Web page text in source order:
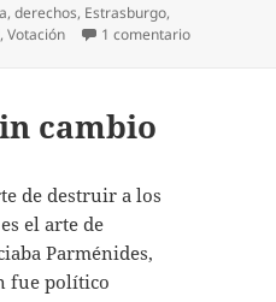
,derechos, Estrasburgo,
,Votación 1 comentarioen Oído
cambio